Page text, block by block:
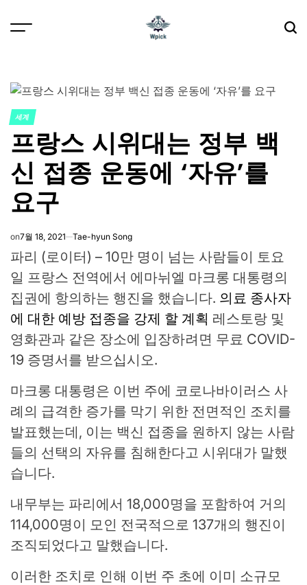
POSTED
IN
세계
프랑스 시위대는 정부 백
신 접종 운동에 ‘자유’를
요구
on7월 18, 2021 Tae-hyun Song
파리 (로이터) – 10만 명이 넘는 사람들이 토요
일 프랑스 전역에서 에마뉘엘 마크롱 대통령의
집권에 항의하는 행진을 했습니다. 의료 종사자
에 대한 예방 접종을 강제 할 계획 레스토랑 및
영화관과 같은 장소에 입장하려면 무료 COVID-
19 증명서를 받으십시오.
마크롱 대통령은 이번 주에 코로나바이러스 사
례의 급격한 증가를 막기 위한 전면적인 조치를
발표했는데, 이는 백신 접종을 원하지 않는 사람
들의 선택의 자유를 침해한다고 시위대가 말했
습니다.
내무부는 파리에서 18,000명을 포함하여 거의
114,000명이 모인 전국적으로 137개의 행진이
조직되었다고 말했습니다.
이러한 조치로 인해 이번 주 초에 이미 소규모